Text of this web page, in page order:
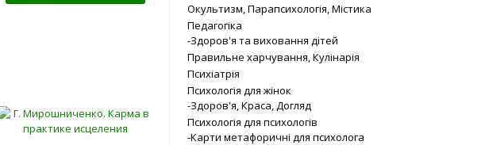
Окультизм, Парапсихологія, Містика
Педагогіка
-Здоров'я та виховання дітей
Правильне харчування, Кулінарія
Психіатрія
Психологія для жінок
-Здоров'я, Краса, Догляд
Психологія для психологів
-Карти метафоричні для психолога